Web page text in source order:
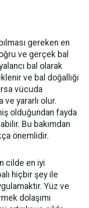
gereken en
ve gerçek bal
bal olarak
ve bal doğallığı
vücuda
yararlı olur.
olduğundan fayda
Bu bakımdan
önemlidir.
cilde en iyi
hiçbir şey ile
Yüz ve
dolaşımı